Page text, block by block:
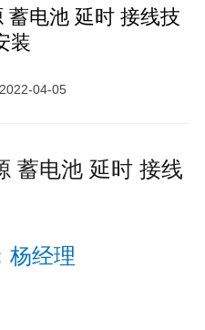
蓄电池 延时 接线技
装
04-05
蓄电池 延时 接线
杨经理